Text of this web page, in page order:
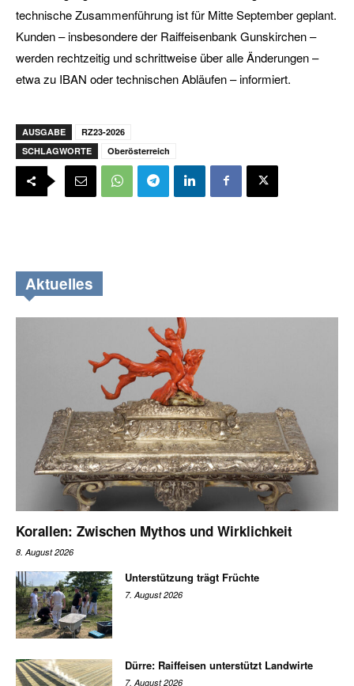
technische Zusammenführung ist für Mitte September geplant.
Kunden – insbesondere der Raiffeisenbank Gunskirchen –
werden rechtzeitig und schrittweise über alle Änderungen –
etwa zu IBAN oder technischen Abläufen – informiert.
AUSGABE
RZ23-2026
SCHLAGWORTE
Oberösterreich
Aktuelles
Korallen: Zwischen Mythos und Wirklichkeit
8. August 2026
Unterstützung trägt Früchte
7. August 2026
Dürre: Raiffeisen unterstützt Landwirte
7. August 2026